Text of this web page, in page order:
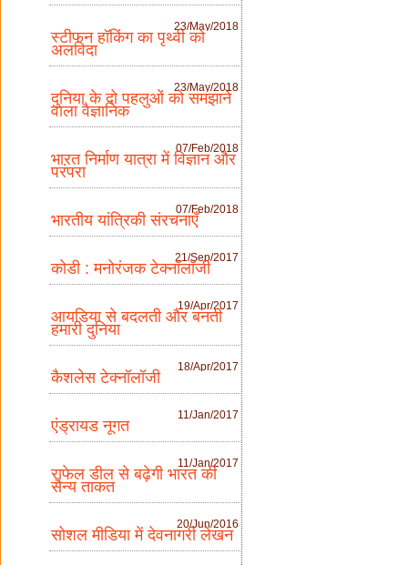
23/May/2018
स्टीफन हॉकिंग का पृथ्वी को
अलविदा
23/May/2018
दुनिया के दो पहलुओं को समझाने
वाला वैज्ञानिक
07/Feb/2018
भारत निर्माण यात्रा में विज्ञान और
परंपरा
07/Feb/2018
भारतीय यांत्रिकी संरचनाएँ
21/Sep/2017
कोडी : मनोरंजक टेक्नॉलॉजी
19/Apr/2017
आयडिया से बदलती और बनती
हमारी दुनिया
18/Apr/2017
कैशलेस टेक्नॉलॉजी
11/Jan/2017
एंड्रायड नूगत
11/Jan/2017
राफेल डील से बढ़ेगी भारत की
सैन्य ताकत
20/Jun/2016
सोशल मीडिया में देवनागरी लेखन